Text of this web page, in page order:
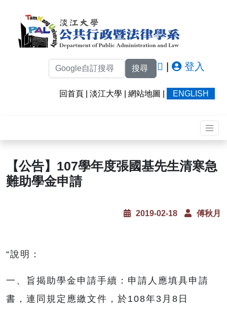
搜尋 登入
回首頁 淡江大學 網站地圖 ENGLISH
【公告】107學年度張國基先生清寒急
難助學金申請
2019-02-18 傅秋月
“說明：
一、旨揭助學金申請手續：申請人應填具申請
書，連同規定應繳文件，於108年3月8日